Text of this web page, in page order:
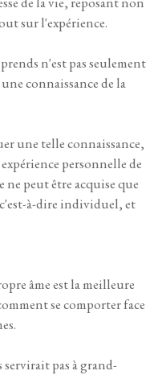
sur l'expérience.
n'est pas seulement
connaissance de la
une telle connaissance,
personnelle de
ne peut être acquise que
à-dire individuel, et
âme est la meilleure
se comporter face
pas à grand-